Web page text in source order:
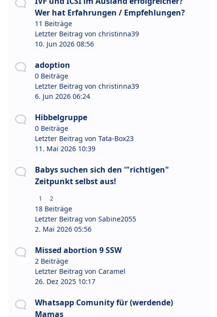
Wer hat Erfahrungen / Empfehlungen?
11 Beiträge
Letzter Beitrag von christinna39
10. Jun 2026 08:56
adoption
0 Beiträge
Letzter Beitrag von christinna39
6. Jun 2026 06:24
Hibbelgruppe
0 Beiträge
Letzter Beitrag von Tata-Box23
11. Mai 2026 10:39
Babys suchen sich den '"richtigen"
Zeitpunkt selbst aus!
1 2
18 Beiträge
Letzter Beitrag von Sabine2055
2. Mai 2026 05:56
Missed abortion 9 SSW
2 Beiträge
Letzter Beitrag von Caramel
26. Dez 2025 10:17
Whatsapp Comunity für (werdende)
Mamas